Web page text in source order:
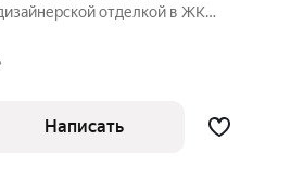
отделкой в ЖК
два совмещенных санузла,
Написать